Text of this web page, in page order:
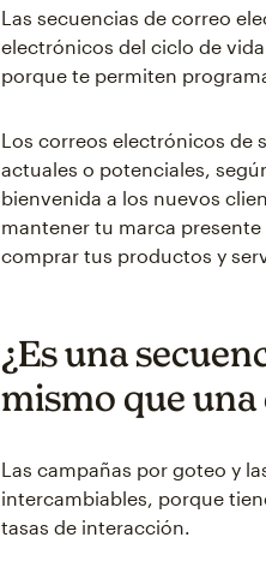
Las secuencias de correo
electrónicos del ciclo de
porque te permiten
Los correos electrónicos de
actuales o potenciales,
bienvenida a los nuevos
mantener tu marca
comprar tus productos y
¿Es una
mismo que
Las campañas por goteo y
intercambiables, porque
tasas de interacción.